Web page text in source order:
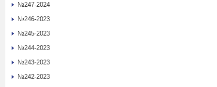
№247-2024
№246-2023
№245-2023
№244-2023
№243-2023
№242-2023